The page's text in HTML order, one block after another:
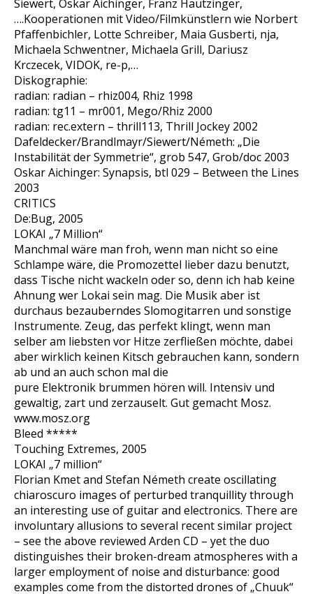
Siewert, Oskar Aichinger, Franz Hautzinger,
….Kooperationen mit Video/Filmkünstlern wie Norbert
Pfaffenbichler, Lotte Schreiber, Maia Gusberti, nja,
Michaela Schwentner, Michaela Grill, Dariusz
Krczecek, VIDOK, re-p,…
Diskographie:
radian: radian – rhiz004, Rhiz 1998
radian: tg11 – mr001, Mego/Rhiz 2000
radian: rec.extern – thrill113, Thrill Jockey 2002
Dafeldecker/Brandlmayr/Siewert/Németh: „Die
Instabilität der Symmetrie“, grob 547, Grob/doc 2003
Oskar Aichinger: Synapsis, btl 029 – Between the Lines
2003
CRITICS
De:Bug, 2005
LOKAI „7 Million“
Manchmal wäre man froh, wenn man nicht so eine
Schlampe wäre, die Promozettel lieber dazu benutzt,
dass Tische nicht wackeln oder so, denn ich hab keine
Ahnung wer Lokai sein mag. Die Musik aber ist
durchaus bezauberndes Slomogitarren und sonstige
Instrumente. Zeug, das perfekt klingt, wenn man
selber am liebsten vor Hitze zerfließen möchte, dabei
aber wirklich keinen Kitsch gebrauchen kann, sondern
ab und an auch schon mal die
pure Elektronik brummen hören will. Intensiv und
gewaltig, zart und zerzauselt. Gut gemacht Mosz.
www.mosz.org
Bleed *****
Touching Extremes, 2005
LOKAI „7 million“
Florian Kmet and Stefan Németh create oscillating
chiaroscuro images of perturbed tranquillity through
an interesting use of guitar and electronics. There are
involuntary allusions to several recent similar project
– see the above reviewed Arden CD – yet the duo
distinguishes their broken-dream atmospheres with a
larger employment of noise and disturbance: good
examples come from the distorted drones of „Chuuk“